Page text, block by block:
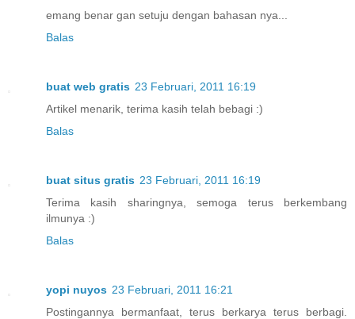
emang benar gan setuju dengan bahasan nya...
Balas
buat web gratis 23 Februari, 2011 16:19
Artikel menarik, terima kasih telah bebagi :)
Balas
buat situs gratis 23 Februari, 2011 16:19
Terima kasih sharingnya, semoga terus berkembang
ilmunya :)
Balas
yopi nuyos 23 Februari, 2011 16:21
Postingannya bermanfaat, terus berkarya terus berbagi.